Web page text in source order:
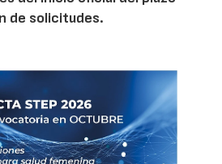
de solicitudes.